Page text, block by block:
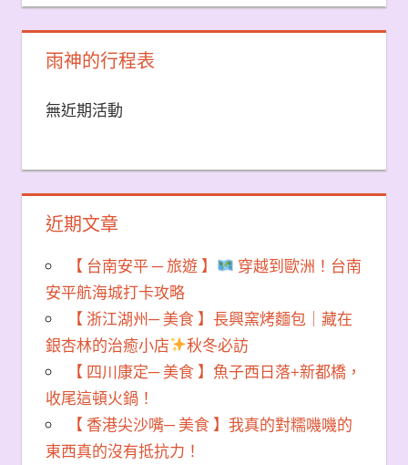
雨神的行程表
無近期活動
近期文章
【 台南安平 ─ 旅遊 】
穿越到歐洲！台南
安平航海城打卡攻略
【 浙江湖州─ 美食 】長興窯烤麵包｜藏在
銀杏林的治癒小店
秋冬必訪
【 四川康定─ 美食 】魚子西日落+新都橋，
收尾這頓火鍋！
【 香港尖沙嘴─ 美食 】我真的對糯嘰嘰的
東西真的沒有抵抗力！